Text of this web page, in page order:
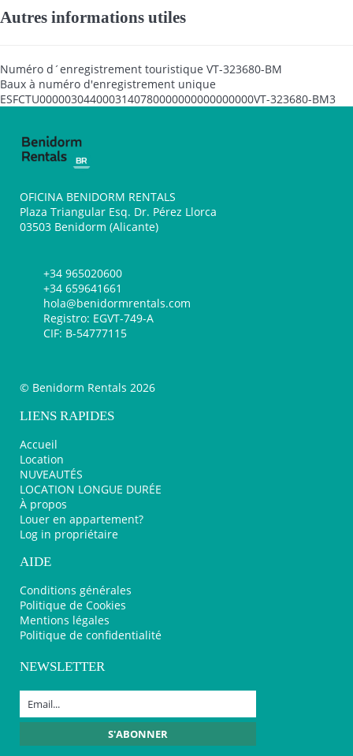
Autres informations utiles
Numéro d´enregistrement touristique VT-323680-BM
Baux à numéro d'enregistrement unique
ESFCTU0000030440003140780000000000000000VT-323680-BM3
OFICINA BENIDORM RENTALS
Plaza Triangular Esq. Dr. Pérez Llorca
03503 Benidorm (Alicante)
+34 965020600
+34 659641661
hola@benidormrentals.com
Registro: EGVT-749-A
CIF: B-54777115
© Benidorm Rentals 2026
LIENS RAPIDES
Accueil
Location
NUVEAUTÉS
LOCATION LONGUE DURÉE
À propos
Louer en appartement?
Log in propriétaire
AIDE
Conditions générales
Politique de Cookies
Mentions légales
Politique de confidentialité
NEWSLETTER